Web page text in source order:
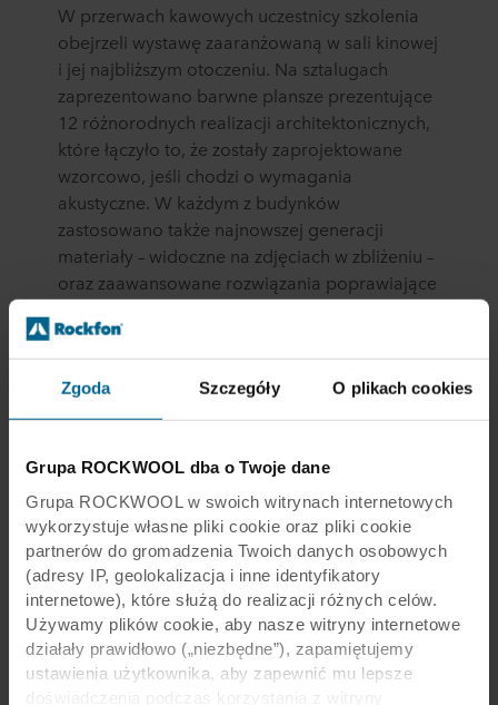
Zgoda Szczegóły O plikach cookies
Grupa ROCKWOOL dba o Twoje dane
Grupa ROCKWOOL w swoich witrynach internetowych
wykorzystuje własne pliki cookie oraz pliki cookie
partnerów do gromadzenia Twoich danych osobowych
(adresy IP, geolokalizacja i inne identyfikatory
internetowe), które służą do realizacji różnych celów.
Używamy plików cookie, aby nasze witryny internetowe
działały prawidłowo („niezbędne”), zapamiętujemy
ustawienia użytkownika, aby zapewnić mu lepsze
W przerwach kawowych uczestnicy szkolenia
obejrzeli wystawę zaaranżowaną w sali kinowej
i jej najbliższym otoczeniu. Na sztalugach
zaprezentowano barwne plansze prezentujące
12 różnorodnych realizacji architektonicznych,
które łączyło to, że zostały zaprojektowane
wzorcowo, jeśli chodzi o wymagania
akustyczne. W każdym z budynków
zastosowano także najnowszej generacji
materiały – widoczne na zdjęciach w zbliżeniu –
oraz zaawansowane rozwiązania poprawiające
wystawie znalazły się biura, nowoczesny basen,
szpital, bank czy lotnisko – zamknięte
przestrzenie, w których codziennie przebywa
duża liczba ludzi, co sprawia, że jakość
przypadku kluczowa. Nie tylko w odniesieniu
do fizycznego i psychicznego dobrostanu, lecz
także – co nie mniej ważne – niezakłóconej i
skutecznej komunikacji uzależnionej od jakości
odbioru dźwięku w każdym z zakamarków
wnętrza.
Więcej słów w przestrzeni